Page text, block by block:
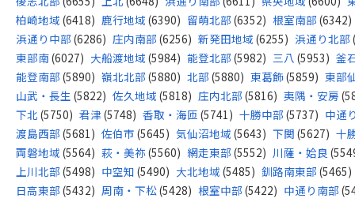
柏崎地域 (6418) 鹿行地域 (6390) 留萌北部 (6352) 根室南部 (6342)
浜通り中部 (6286) 庄内南部 (6256) 新発田地域 (6255) 浜通り北部
東部南(6027) 大船渡地域 (5984) 能登北部 (5982) 三八 (5953) 釜
能登南部 (5890) 嶺北北部 (5880) 北部 (5880) 東葛飾(5859) 東部
山武・長生 (5822) 佐久地域 (5818) 庄内北部 (5816) 夷隅・安房
下北 (5750) 君津(5748) 香取・海匝 (5741) 十勝中部 (5737) 中通
渡島西部 (5681) 佐伯市 (5645) 気仙沼地域 (5643) 下関 (5627) 十
両磐地域 (5564) 萩・美祢(5560) 網走東部 (5552) 川薩・姶良
上川北部 (5498) 中空知 (5490) 大北地域 (5485) 釧路南東部 (5465)
日高東部 (5432) 周南・下松(5428) 根室中部 (5422) 中通り南部